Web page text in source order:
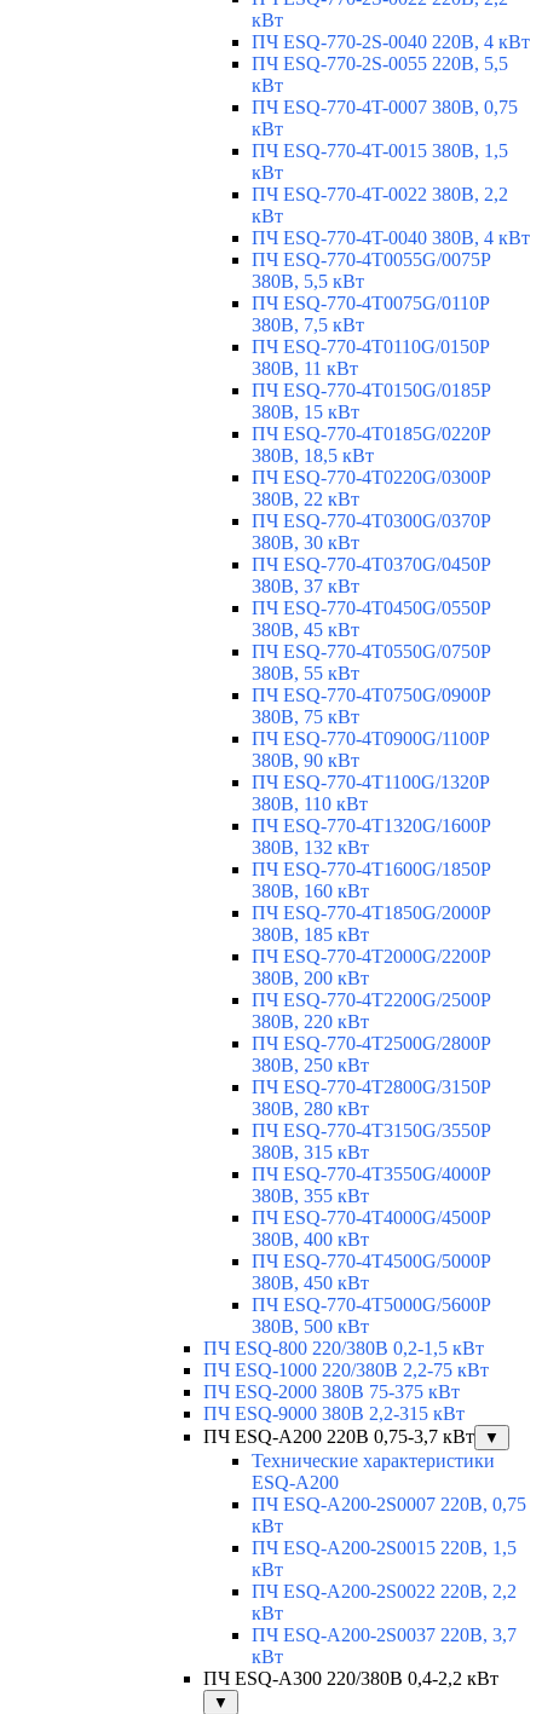
кВт
ПЧ ESQ-770-2S-0040 220В, 4 кВт
ПЧ ESQ-770-2S-0055 220В, 5,5
кВт
ПЧ ESQ-770-4T-0007 380В, 0,75
кВт
ПЧ ESQ-770-4T-0015 380В, 1,5
кВт
ПЧ ESQ-770-4T-0022 380В, 2,2
кВт
ПЧ ESQ-770-4T-0040 380В, 4 кВт
ПЧ ESQ-770-4T0055G/0075P
380В, 5,5 кВт
ПЧ ESQ-770-4T0075G/0110P
380В, 7,5 кВт
ПЧ ESQ-770-4T0110G/0150P
380В, 11 кВт
ПЧ ESQ-770-4T0150G/0185P
380В, 15 кВт
ПЧ ESQ-770-4T0185G/0220P
380В, 18,5 кВт
ПЧ ESQ-770-4T0220G/0300P
380В, 22 кВт
ПЧ ESQ-770-4T0300G/0370P
380В, 30 кВт
ПЧ ESQ-770-4T0370G/0450P
380В, 37 кВт
ПЧ ESQ-770-4T0450G/0550P
380В, 45 кВт
ПЧ ESQ-770-4T0550G/0750P
380В, 55 кВт
ПЧ ESQ-770-4T0750G/0900P
380В, 75 кВт
ПЧ ESQ-770-4T0900G/1100P
380В, 90 кВт
ПЧ ESQ-770-4T1100G/1320P
380В, 110 кВт
ПЧ ESQ-770-4T1320G/1600P
380В, 132 кВт
ПЧ ESQ-770-4T1600G/1850P
380В, 160 кВт
ПЧ ESQ-770-4T1850G/2000P
380В, 185 кВт
ПЧ ESQ-770-4T2000G/2200P
380В, 200 кВт
ПЧ ESQ-770-4T2200G/2500P
380В, 220 кВт
ПЧ ESQ-770-4T2500G/2800P
380В, 250 кВт
ПЧ ESQ-770-4T2800G/3150P
380В, 280 кВт
ПЧ ESQ-770-4T3150G/3550P
380В, 315 кВт
ПЧ ESQ-770-4T3550G/4000P
380В, 355 кВт
ПЧ ESQ-770-4T4000G/4500P
380В, 400 кВт
ПЧ ESQ-770-4T4500G/5000P
380В, 450 кВт
ПЧ ESQ-770-4T5000G/5600P
380В, 500 кВт
ПЧ ESQ-800 220/380В 0,2-1,5 кВт
ПЧ ESQ-1000 220/380В 2,2-75 кВт
ПЧ ESQ-2000 380В 75-375 кВт
ПЧ ESQ-9000 380В 2,2-315 кВт
ПЧ ESQ-A200 220В 0,75-3,7 кВт
▼
Технические характеристики
ESQ-A200
ПЧ ESQ-A200-2S0007 220В, 0,75
кВт
ПЧ ESQ-A200-2S0015 220В, 1,5
кВт
ПЧ ESQ-A200-2S0022 220В, 2,2
кВт
ПЧ ESQ-A200-2S0037 220В, 3,7
кВт
ПЧ ESQ-A300 220/380В 0,4-2,2 кВт
▼